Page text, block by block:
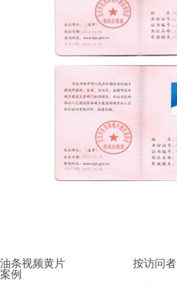
油条视频黄片
案例
按访问者